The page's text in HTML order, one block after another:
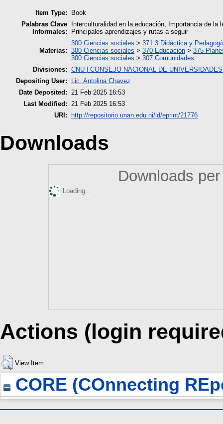
Item Type:
Book
Palabras Clave
Informales:
Interculturalidad en la educación, Importancia de
Principales aprendizajes y rutas a seguir
Materias:
300 Ciencias sociales > 371.3 Didáctica y
300 Ciencias sociales > 370 Educación > 375
300 Ciencias sociales > 307 Comunidades
Divisiones: CNU | CONSEJO NACIONAL DE
Depositing User:
Lic. Antolina Chavez
Date Deposited:
21 Feb 2025 16:53
Last Modified:
21 Feb 2025 16:53
URI:
http://repositorio.unan.edu.ni/id/eprint/21776
Downloads
Downloads
Loading...
Actions (login
View Item
CORE (COnnecting